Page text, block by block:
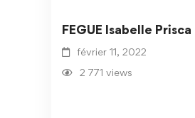
FEGUE Isabelle Prisca
février 11, 2022
2 771 views